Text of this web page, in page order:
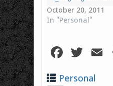
October 20, 2011
In "Personal"
Personal